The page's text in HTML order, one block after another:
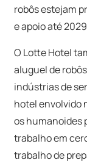
robôs estejam
e apoio até
O Lotte Hotel
aluguel de
indústrias de
hotel envolvido
os humanoides
trabalho em
trabalho de